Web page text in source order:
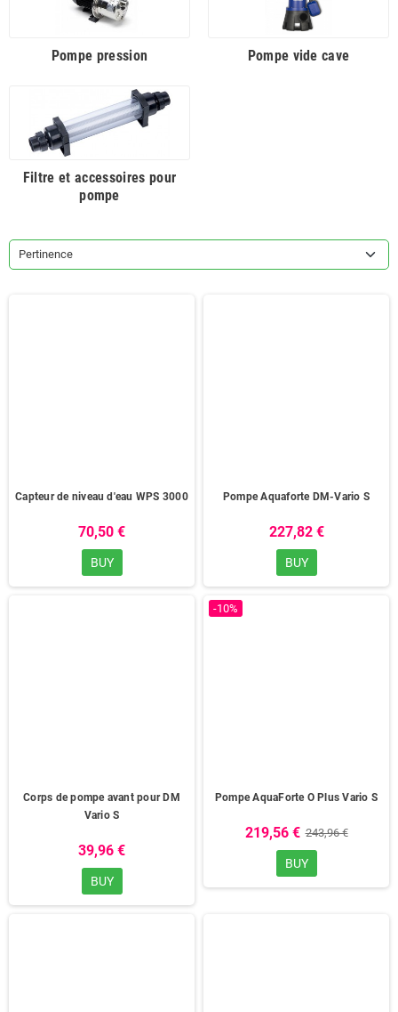
Pompe pression Pompe vide cave
Filtre et accessoires pour
pompe
Pertinence
Capteur de niveau d'eau WPS 3000
70,50 €
BUY
Pompe Aquaforte DM-Vario S
227,82 €
BUY
Corps de pompe avant pour DM
Vario S
39,96 €
BUY
-10%
Pompe AquaForte O Plus Vario S
219,56 € 243,96 €
BUY